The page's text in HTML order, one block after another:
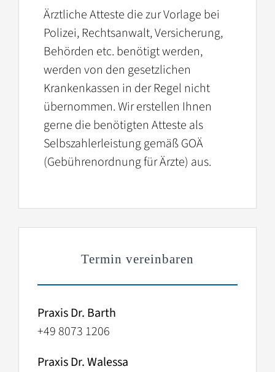
Ärztliche Atteste die zur Vorlage bei
Polizei, Rechtsanwalt, Versicherung,
Behörden etc. benötigt werden,
werden von den gesetzlichen
Krankenkassen in der Regel nicht
übernommen. Wir erstellen Ihnen
gerne die benötigten Atteste als
Selbszahlerleistung gemäß GOÄ
(Gebührenordnung für Ärzte) aus.
Termin vereinbaren
Praxis Dr. Barth
+49 8073 1206
Praxis Dr. Walessa